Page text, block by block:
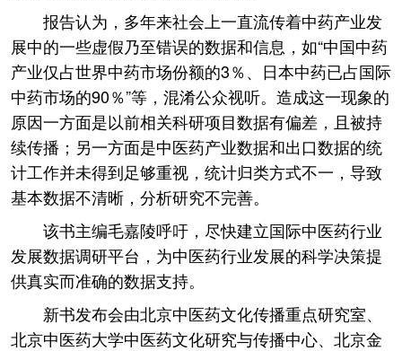
报告认为，多年来社会上一直流传着中药产业发
展中的一些虚假乃至错误的数据和信息，如“中国中药
产业仅占世界中药市场份额的3％、日本中药已占国际
中药市场的90％”等，混淆公众视听。造成这一现象的
原因一方面是以前相关科研项目数据有偏差，且被持
续传播；另一方面是中医药产业数据和出口数据的统
计工作并未得到足够重视，统计归类方式不一，导致
基本数据不清晰，分析研究不完善。
该书主编毛嘉陵呼吁，尽快建立国际中医药行业
发展数据调研平台，为中医药行业发展的科学决策提
供真实而准确的数据支持。
新书发布会由北京中医药文化传播重点研究室、
北京中医药大学中医药文化研究与传播中心、北京金